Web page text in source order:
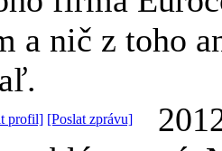
a nič z toho
profil] [Poslat zprávu]